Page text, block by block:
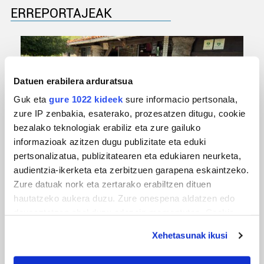
Datuen erabilera arduratsua
Guk eta gure 1022 kideek sure informacio pertsonala,
zure IP zenbakia, esaterako, prozesatzen ditugu, cookie
bezalako teknologiak erabiliz eta zure gailuko
informazioak azitzen dugu publizitate eta eduki
pertsonalizatua, publizitatearen eta edukiaren neurketa,
audientzia-ikerketa eta zerbitzuen garapena eskaintzeko.
Zure datuak nork eta zertarako erabiltzen dituen
hautatzeko aukera duzu. Zure onespena aldatzen edo
If you allow, we would also like to:
Xehetasunak ikusi
ERREPORTAJEAK
URBIAKO FESTA
Urbiako zelaiak erromeria leku